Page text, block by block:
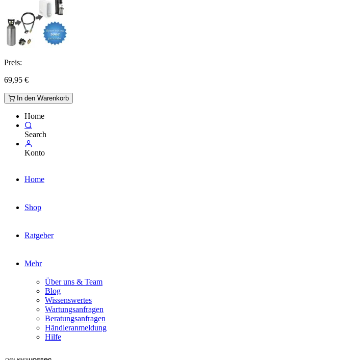
Preis:
69,95 €
In den Warenkorb
Home
Search
Konto
Home
Shop
Ratgeber
Mehr
Über uns & Team
Blog
Wissenswertes
Wartungsanfragen
Beratungsanfragen
Händleranmeldung
Hilfe